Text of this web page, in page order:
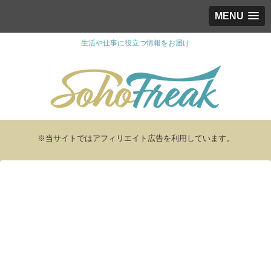
MENU
生活や仕事に役立つ情報をお届け
※当サイトではアフィリエイト広告を利用しています。